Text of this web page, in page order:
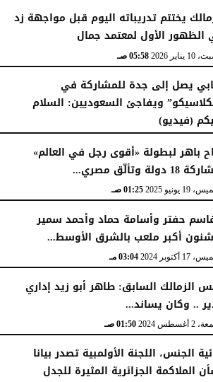
يختتم تدريباته اليوم قبل مواجهة زد
الظهور الأول لمعتمد جمال
2026 05:58 صـ
يصل إلى جدة للمشاركة في
ويفاجئ السعوديين: السلام
(فيديو)
باهر لبطولة «أقوى رجل في العالم»
دولة وتألّق مصري...
19 يونيو 2025 01:25 صـ
حفتر وأسامة حماد وأحمد سمير
أكبر ملعب بالشرق الأوسط...
17 أكتوبر 2024 03:04 مـ
الزمالك السابق: طاهر أبو زيد إداري
.. وكان يساند...
2024 01:50 صـ
الجنس، اللجنة الأولمبية تصدر بيانا
الملاكمة الجزائرية المثيرة للجدل